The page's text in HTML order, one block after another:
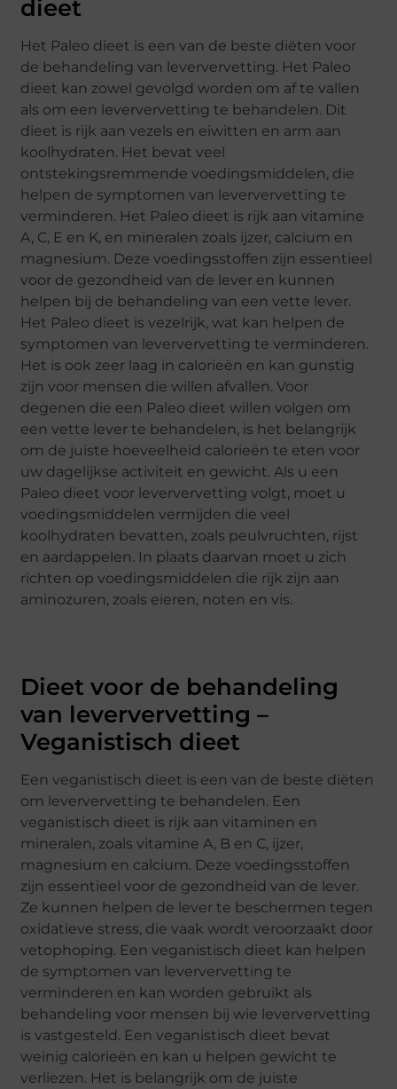
dieet
Het Paleo dieet is een van de beste diëten voor
de behandeling van leververvetting. Het Paleo
dieet kan zowel gevolgd worden om af te vallen
als om een leververvetting te behandelen. Dit
dieet is rijk aan vezels en eiwitten en arm aan
koolhydraten. Het bevat veel
ontstekingsremmende voedingsmiddelen, die
helpen de symptomen van leververvetting te
verminderen. Het Paleo dieet is rijk aan vitamine
A, C, E en K, en mineralen zoals ijzer, calcium en
magnesium. Deze voedingsstoffen zijn essentieel
voor de gezondheid van de lever en kunnen
helpen bij de behandeling van een vette lever.
Het Paleo dieet is vezelrijk, wat kan helpen de
symptomen van leververvetting te verminderen.
Het is ook zeer laag in calorieën en kan gunstig
zijn voor mensen die willen afvallen. Voor
degenen die een Paleo dieet willen volgen om
een vette lever te behandelen, is het belangrijk
om de juiste hoeveelheid calorieën te eten voor
uw dagelijkse activiteit en gewicht. Als u een
Paleo dieet voor leververvetting volgt, moet u
voedingsmiddelen vermijden die veel
koolhydraten bevatten, zoals peulvruchten, rijst
en aardappelen. In plaats daarvan moet u zich
richten op voedingsmiddelen die rijk zijn aan
aminozuren, zoals eieren, noten en vis.
Dieet voor de behandeling
van leververvetting –
Veganistisch dieet
Een veganistisch dieet is een van de beste diëten
om leververvetting te behandelen. Een
veganistisch dieet is rijk aan vitaminen en
mineralen, zoals vitamine A, B en C, ijzer,
magnesium en calcium. Deze voedingsstoffen
zijn essentieel voor de gezondheid van de lever.
Ze kunnen helpen de lever te beschermen tegen
oxidatieve stress, die vaak wordt veroorzaakt door
vetophoping. Een veganistisch dieet kan helpen
de symptomen van leververvetting te
verminderen en kan worden gebruikt als
behandeling voor mensen bij wie leververvetting
is vastgesteld. Een veganistisch dieet bevat
weinig calorieën en kan u helpen gewicht te
verliezen. Het is belangrijk om de juiste